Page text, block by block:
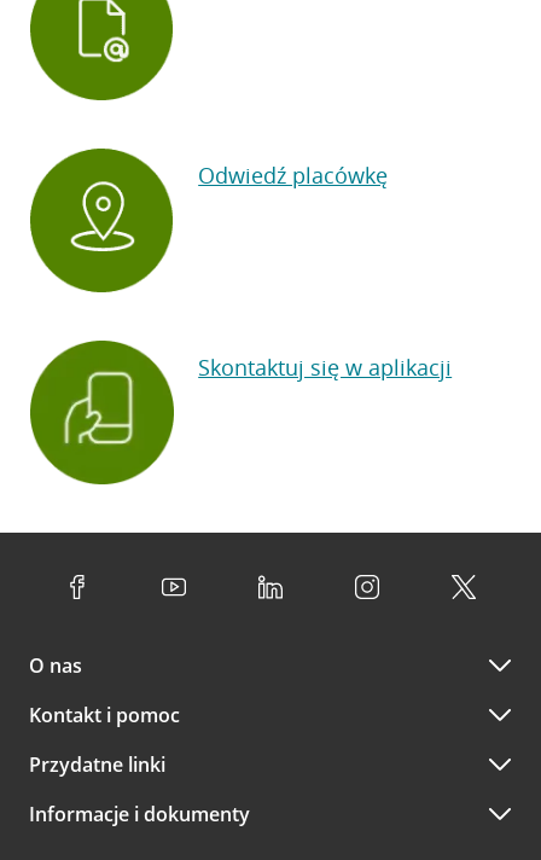
Odwiedź placówkę
Skontaktuj się w aplikacji
O nas
Kontakt i pomoc
Przydatne linki
Informacje i dokumenty